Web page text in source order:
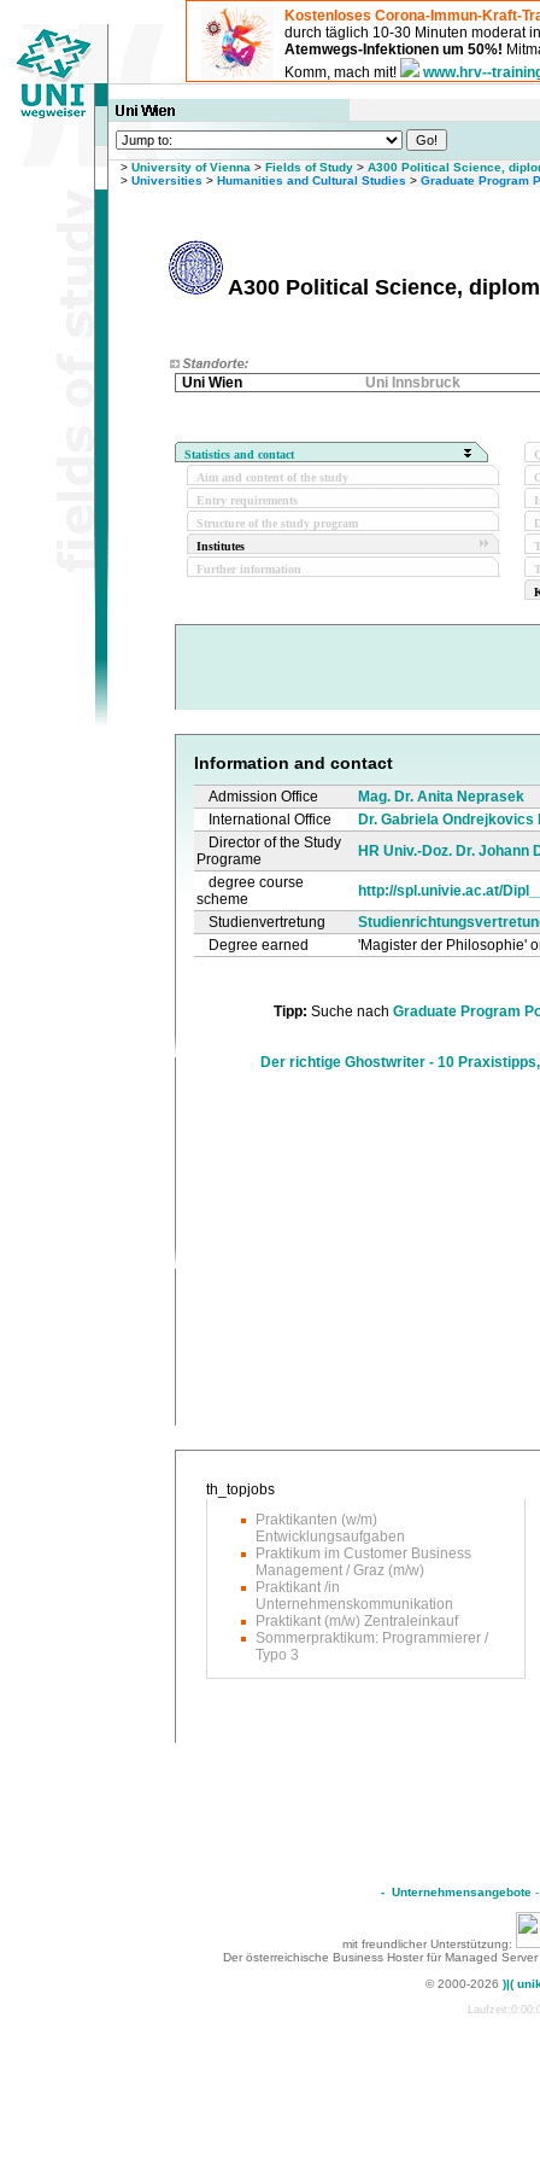
Kostenloses Corona-Immun-Kraft-
durch täglich 10-30 Minuten moderat
Atemwegs-Infektionen um 50%!
Komm, mach mit!
www.hrv--
> University of Vienna > Fields of Study > A300 Political Science,
> Universities > Humanities and Cultural Studies > Graduate Program
A300 Political Science,
Uni Wien Uni Innsbruck
Statistics and contact
Aim and content of the study
Entry requirements
Structure of the study program
Institutes
Further information
Information and contact
Admission Office
Mag. Dr. Anita Neprasek
International Office
Dr. Gabriela Ondrejkovics
Director of the Study
Programe
HR Univ.-Doz. Dr. Johann
degree course
scheme
http://spl.univie.ac.at/
Studienvertretung
Degree earned
'Magister der Philosophie'
Tipp: Suche nach Graduate Program
Der richtige Ghostwriter - 10
Praktikanten (w/m)
Entwicklungsaufgaben
Praktikum im Customer Business
Management / Graz (m/w)
Praktikant /in
Unternehmenskommunikation
Praktikant (m/w) Zentraleinkauf
Sommerpraktikum: Programmierer /
Typo 3
- Unternehmensangebote
mit freundlicher Unterstützung:
Der österreichische Business Hoster für Managed
© 2000-2026 )|(